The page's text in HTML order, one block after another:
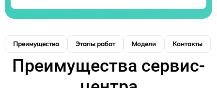
Преимущества Этапы работ Модели Контакты
Преимущества сервис-